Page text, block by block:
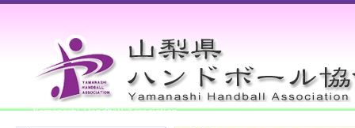
Yamanashi Handball Association